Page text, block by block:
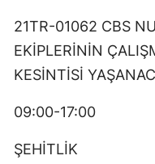
21TR-01062 CBS
EKİPLERİNİN
KESİNTİSİ
09:00-17:00
ŞEHİTLİK